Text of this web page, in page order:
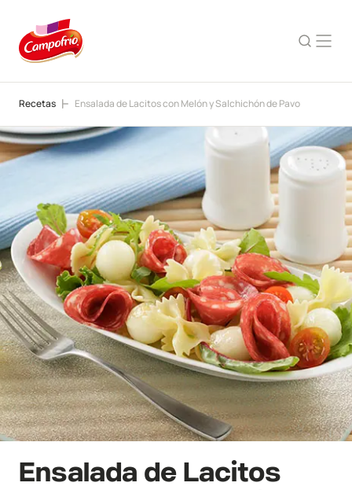
Recetas Ensalada de Lacitos con Melón y Salchichón de Pavo
Ensalada de Lacitos